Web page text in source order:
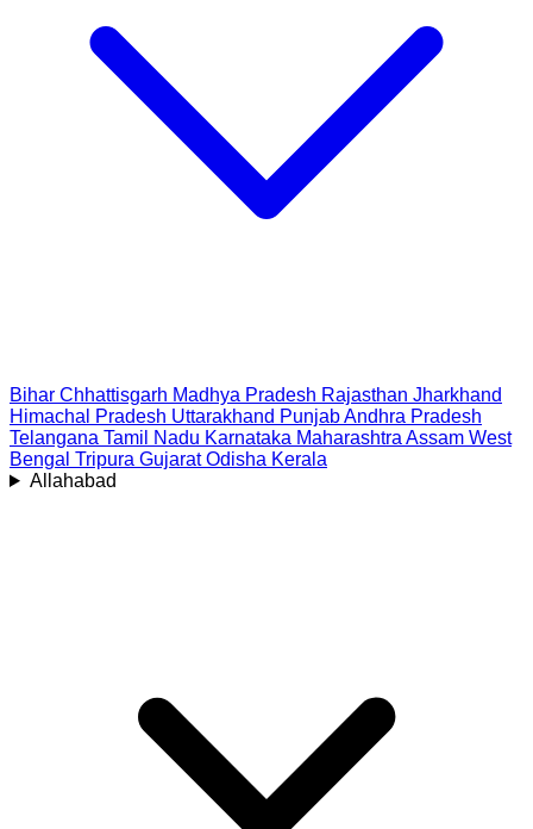
Bihar Chhattisgarh Madhya Pradesh Rajasthan Jharkhand
Himachal Pradesh Uttarakhand PunjabAndhra Pradesh
Telangana Tamil Nadu Karnataka Maharashtra Assam West
Bengal Tripura Gujarat Odisha Kerala
Allahabad